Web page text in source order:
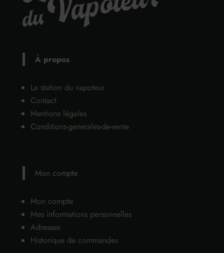
À propos
La station du vapoteur
Contact
Mentions légales
Conditions-generales-de-vente
Mon compte
Mon compte
Mes informations personnelles
Adresses
Historique de commandes